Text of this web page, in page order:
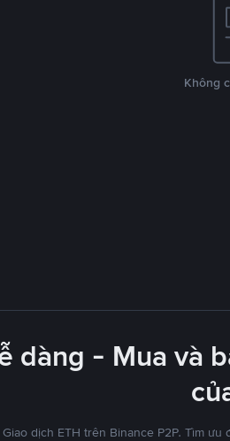
Không
dàng - Mua và
Giao dịch ETH trên Binance P2P. Tìm